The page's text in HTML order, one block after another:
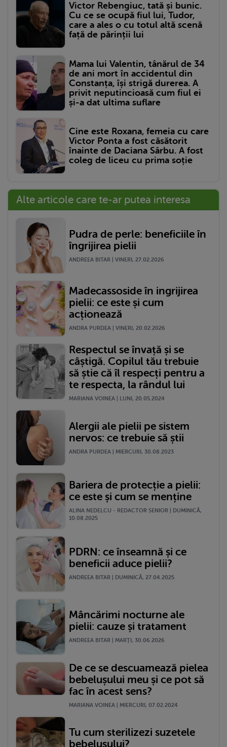
Victor Rebengiuc, tată și bunic.
Cu ce se ocupă fiul lui, Tudor,
care a ales o cu totul altă scenă
față de părinții lui
Mama lui Valentin, tânărul de 34
de ani mort în accidentul din
Constanța, își strigă durerea. A
privit neputincioasă cum fiul ei
și-a dat ultima suflare
Cine este Roxana, femeia cu care
Victor Ponta a fost căsătorit
înainte de Daciana Sârbu. A fost
coleg de liceu cu prima soție
Alte articole care te-ar putea interesa
Pudra de perle: beneficiile în
îngrijirea pielii
ANDREEA BITAR | VINERI, 27.02.2026
Madecassoside în ingrijirea
pielii: ce este și cum
acționează
ANDRA PURDEA | VINERI, 20.02.2026
Respectul se învață și se
câștigă. Copilul tău trebuie
să știe că îl respecți pentru a
te respecta, la rândul lui
MARIANA VOINEA | LUNI, 20.05.2024
Alergii ale pielii pe sistem
nervos: ce trebuie să știi
ANDRA PURDEA | MIERCURI, 30.08.2023
Bariera de protecție a pielii:
ce este și cum se menține
ALINA NEDELCU - REDACTOR SENIOR | DUMINICĂ,
10.08.2025
PDRN: ce înseamnă și ce
beneficii aduce pielii?
ANDREEA BITAR | DUMINICĂ, 27.04.2025
Mâncărimi nocturne ale
pielii: cauze și tratament
ANDREEA BITAR | MARŢI, 30.06.2026
De ce se descuamează pielea
bebelușului meu și ce pot să
fac în acest sens?
MARIANA VOINEA | MIERCURI, 07.02.2024
Tu cum sterilizezi suzetele
bebelușului?